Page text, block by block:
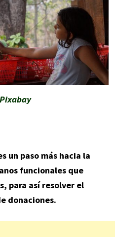
un paso más hacia la
funcionales que
para así resolver el
donaciones.